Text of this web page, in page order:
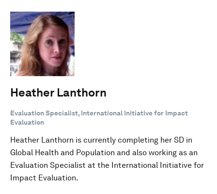
Heather Lanthorn
Evaluation Specialist, International Initiative for Impact
Evaluation
Heather Lanthorn is currently completing her SD in
Global Health and Population and also working as an
Evaluation Specialist at the International Initiative for
Impact Evaluation.